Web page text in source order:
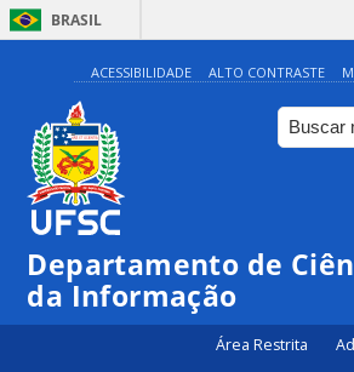
BRASIL
ACESSIBILIDADE ALTO CONTRASTE
Departamento de
da Informação
Área Restrita